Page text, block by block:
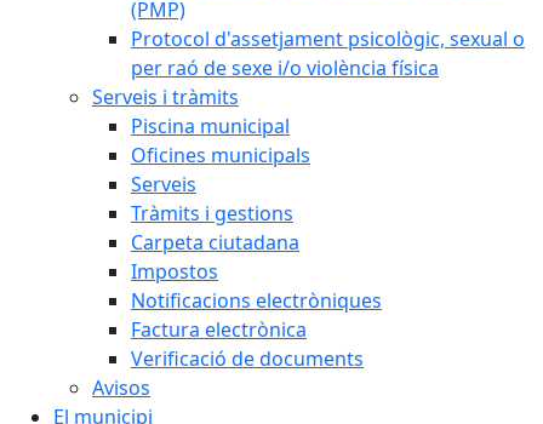
(PMP)
Protocol d'assetjament psicològic, sexual o
per raó de sexe i/o violència física
Serveis i tràmits
Piscina municipal
Oficines municipals
Serveis
Tràmits i gestions
Carpeta ciutadana
Impostos
Notificacions electròniques
Factura electrònica
Verificació de documents
Avisos
El municipi